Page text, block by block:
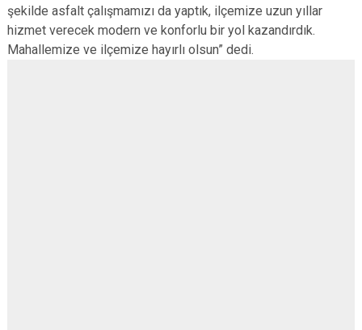
şekilde asfalt çalışmamızı da yaptık, ilçemize uzun yıllar
hizmet verecek modern ve konforlu bir yol kazandırdık.
Mahallemize ve ilçemize hayırlı olsun” dedi.